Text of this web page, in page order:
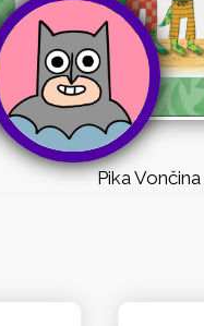
Pika Vončina |